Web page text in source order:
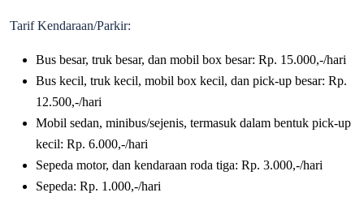
Tarif Kendaraan/Parkir:
Bus besar, truk besar, dan mobil box besar: Rp. 15.000,-/hari
Bus kecil, truk kecil, mobil box kecil, dan pick-up besar: Rp.
12.500,-/hari
Mobil sedan, minibus/sejenis, termasuk dalam bentuk pick-up
kecil: Rp. 6.000,-/hari
Sepeda motor, dan kendaraan roda tiga: Rp. 3.000,-/hari
Sepeda: Rp. 1.000,-/hari